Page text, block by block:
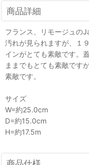
商品詳細
フランス、リモージュの
汚れが見られますが、１
インがとても素敵です。
ままでもとても素敵です
素敵です。
サイズ
W=約25.0cm
D=約15.0cm
H=約17.5m